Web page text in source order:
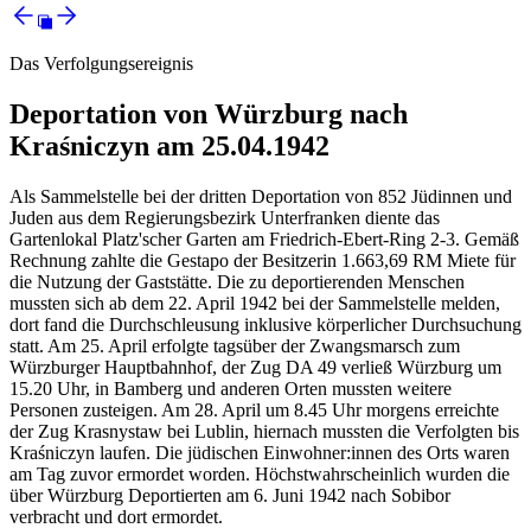
Das Verfolgungsereignis
Deportation von Würzburg nach
Kraśniczyn am 25.04.1942
Als Sammelstelle bei der dritten Deportation von 852 Jüdinnen und
Juden aus dem Regierungsbezirk Unterfranken diente das
Gartenlokal Platz'scher Garten am Friedrich-Ebert-Ring 2-3. Gemäß
Rechnung zahlte die Gestapo der Besitzerin 1.663,69 RM Miete für
die Nutzung der Gaststätte. Die zu deportierenden Menschen
mussten sich ab dem 22. April 1942 bei der Sammelstelle melden,
dort fand die Durchschleusung inklusive körperlicher Durchsuchung
statt. Am 25. April erfolgte tagsüber der Zwangsmarsch zum
Würzburger Hauptbahnhof, der Zug DA 49 verließ Würzburg um
15.20 Uhr, in Bamberg und anderen Orten mussten weitere
Personen zusteigen. Am 28. April um 8.45 Uhr morgens erreichte
der Zug Krasnystaw bei Lublin, hiernach mussten die Verfolgten bis
Kraśniczyn laufen. Die jüdischen Einwohner:innen des Orts waren
am Tag zuvor ermordet worden. Höchstwahrscheinlich wurden die
über Würzburg Deportierten am 6. Juni 1942 nach Sobibor
verbracht und dort ermordet.